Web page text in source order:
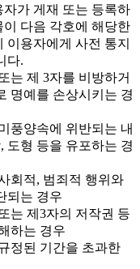
가 게재 또는 등록하
다음 각호에 해당한
이용자에게 사전 통지
다.
는 제 3자를 비방하거
명예를 손상시키는 경
풍양속에 위반되는 내
도형 등을 유포하는 경
회적, 범죄적 행위와
되는 경우
는 제3자의 저작권 등
하는 경우
정된 기간을 초과한